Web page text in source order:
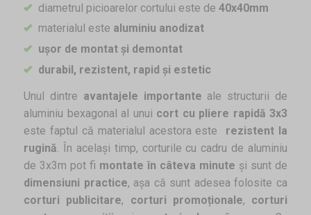
diametrul picioarelor cortului este de 40x40mm
materialul este aluminiu anodizat
ușor de montat și demontat
durabil, rezistent, rapid și estetic
Unul dintre avantajele importante ale structurii de
aluminiu bexagonal al unui cort cu pliere rapidă 3x3
este faptul că materialul acestora este
rezistent la
rugină . În același timp, corturile cu cadru de aluminiu
de 3x3m pot fi montate în câteva minute și sunt de
dimensiuni practice, așa că sunt adesea folosite ca
corturi publicitare, corturi promoționale, corturi